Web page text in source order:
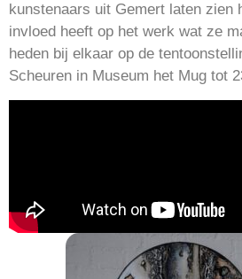
kunstenaars uit Gemert laten zien
invloed heeft op het werk wat ze
heden bij elkaar op de
Scheuren in Museum het Mug tot